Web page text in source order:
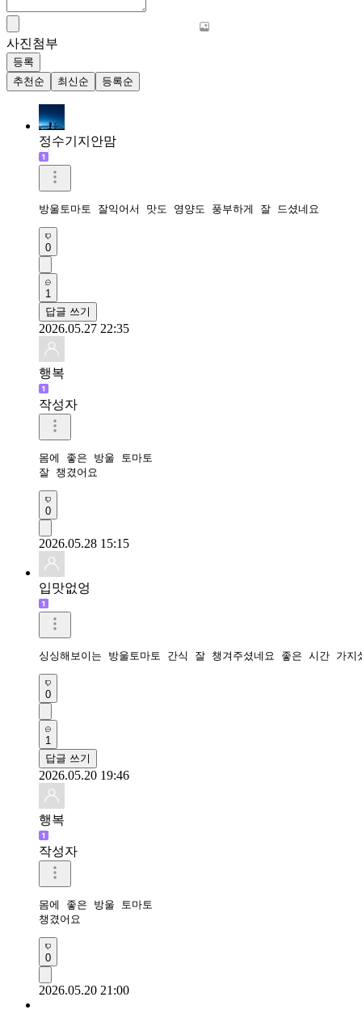
사진첨부
등록
추천순
최신순 등록순
정수기지안맘
방울토마토 잘익어서 맛도 영양도 풍부하게 잘 드셨네요
0
1
답글 쓰기
2026.05.27 22:35
행복
작성자
몸에 좋은 방울 토마토
잘 챙겼어요
0
2026.05.28 15:15
입맛없엉
싱싱해보이는 방울토마토 간식 잘 챙겨주셨네요 좋은 시간 가지
0
1
답글 쓰기
2026.05.20 19:46
행복
작성자
몸에 좋은 방울 토마토
챙겼어요
0
2026.05.20 21:00